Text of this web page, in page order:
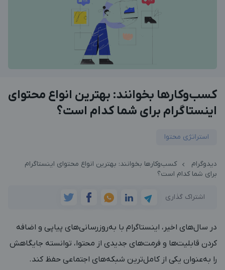
کسب‌وکارها بخوانند: بهترین انواع محتوای
اینستاگرام برای شما کدام است؟
استراتژی محتوا
دیدوگرام
کسب‌وکارها بخوانند: بهترین انواع محتوای اینستاگرام
برای شما کدام است؟
اشتراک گذاری
در سال‌های اخیر، اینستاگرام با به‌روزرسانی‌های پیاپی و اضافه
کردن قابلیت‌ها و فرمت‌های جدیدی از محتوا، توانسته جایگاهش
را به‌عنوان یکی از کامل‌ترین شبکه‌های اجتماعی حفظ کند.